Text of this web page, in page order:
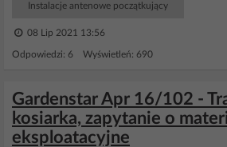
Instalacje antenowe początkujący
08 Lip 2021 13:56
Odpowiedzi: 6 Wyświetleń: 690
Gardenstar Apr 16/102 -
kosiarka, zapytanie o
eksploatacyjne